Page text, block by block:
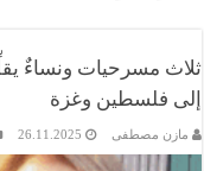
ثلاث مسرحيات ونساءٌ
إلى فلسطين وغزة
مازن مصطفى 26.11.2025